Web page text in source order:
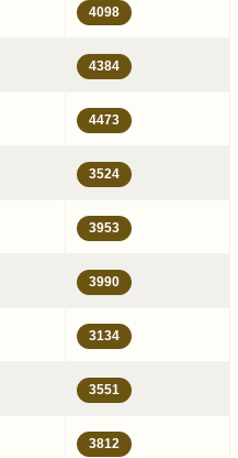
4098
4384
4473
3524
3953
3990
3134
3551
3812